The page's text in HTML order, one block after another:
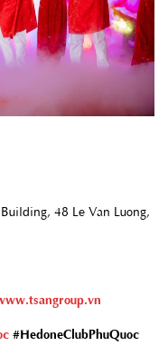
48 Le Van Luong,
#HedoneClubPhuQuoc